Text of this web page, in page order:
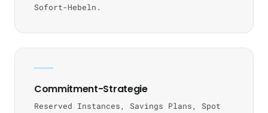
Sofort-Hebeln.
Commitment-Strategie
Reserved Instances, Savings Plans, Spot